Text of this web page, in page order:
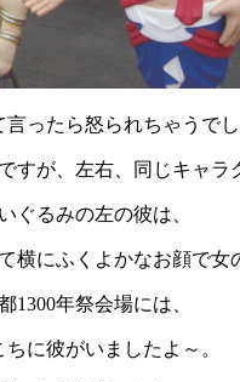
ったら怒られちゃうで
すが、左右、同じキャラ
ぐるみの左の彼は、
横にふくよかなお顔で女
1300年祭会場には、
ちに彼がいましたよ～。